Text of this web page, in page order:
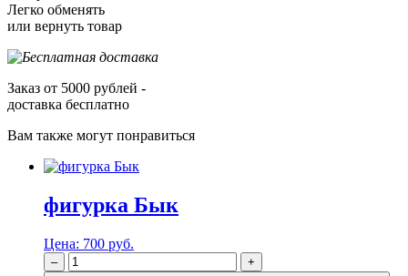
Легко обменять
или вернуть товар
Заказ от 5000 рублей -
доставка бесплатно
Вам также могут понравиться
фигурка Бык
Цена: 700 руб.
– +